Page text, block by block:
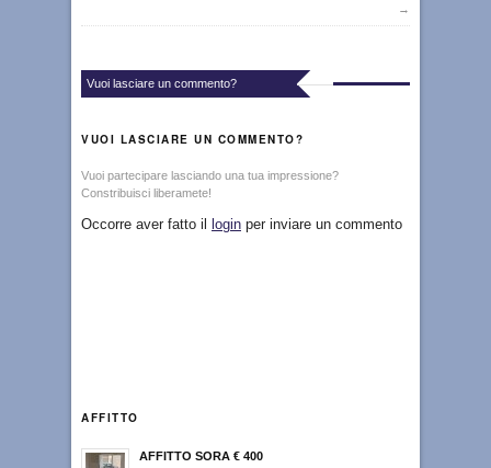
→
Vuoi lasciare un commento?
VUOI LASCIARE UN COMMENTO?
Vuoi partecipare lasciando una tua impressione?
Constribuisci liberamete!
Occorre aver fatto il login per inviare un commento
AFFITTO
AFFITTO SORA € 400